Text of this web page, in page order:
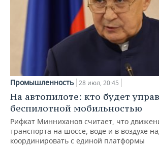
Промышленность 28 июл, 20:45
На автопилоте: кто будет
беспилотной мобильностью
Рифкат Минниханов считает, что
транспорта на шоссе, воде и в воздухе
координировать с единой платформы